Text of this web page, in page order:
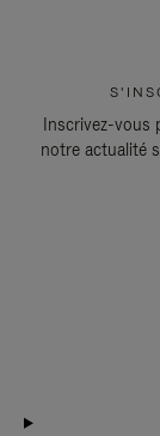
Inscrivez-
notre actualité